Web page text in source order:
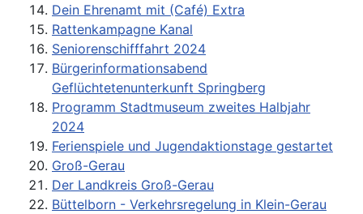
Dein Ehrenamt mit (Café) Extra
Rattenkampagne Kanal
Seniorenschifffahrt 2024
Bürgerinformationsabend
Geflüchtetenunterkunft Springberg
Programm Stadtmuseum zweites Halbjahr
2024
Ferienspiele und Jugendaktionstage gestartet
Groß-Gerau
Der Landkreis Groß-Gerau
Büttelborn - Verkehrsregelung in Klein-Gerau